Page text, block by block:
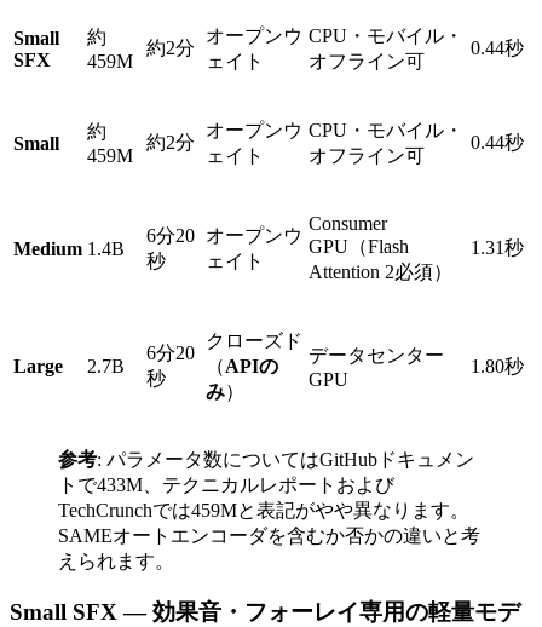
Small
SFX
約
459M
約2分
オープンウ
ェイト
CPU・モバイル・
オフライン可
0.44秒
Small
約
459M
約2分
オープンウ
ェイト
CPU・モバイル・
オフライン可
0.44秒
Medium 1.4B
6分20
秒
オープンウ
ェイト
Consumer
GPU（Flash
Attention 2必須）
1.31秒
Large 2.7B
6分20
秒
クローズド
（APIの
み）
データセンター
GPU
1.80秒
参考: パラメータ数についてはGitHubドキュメン
トで433M、テクニカルレポートおよび
TechCrunchでは459Mと表記がやや異なります。
SAMEオートエンコーダを含むか否かの違いと考
えられます。
Small SFX — 効果音・フォーレイ専用の軽量モデ